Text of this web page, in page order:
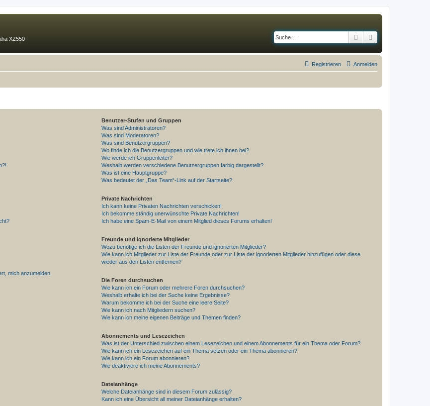
XZ550 Suche
Anmelden
Registrieren
mich anzumelden.
Benutzer-Stufen und Gruppen
Was sind Administratoren?
Was sind Moderatoren?
Was sind Benutzergruppen?
Wo finde ich die Benutzergruppen und wie trete ich ihnen bei?
Wie werde ich Gruppenleiter?
Weshalb werden verschiedene Benutzergruppen farbig dargestellt?
Was ist eine Hauptgruppe?
Was bedeutet der „Das Team“-Link auf der Startseite?
Private Nachrichten
Ich kann keine Privaten Nachrichten verschicken!
Ich bekomme ständig unerwünschte Private Nachrichten!
Ich habe eine Spam-E-Mail von einem Mitglied dieses Forums erhalten!
Freunde und ignorierte Mitglieder
Wozu benötige ich die Listen der Freunde und ignorierten Mitglieder?
Wie kann ich Mitglieder zur Liste der Freunde oder zur Liste der ignorierten Mitglieder hinzufügen oder diese
wieder aus den Listen entfernen?
Die Foren durchsuchen
Wie kann ich ein Forum oder mehrere Foren durchsuchen?
Weshalb erhalte ich bei der Suche keine Ergebnisse?
Warum bekomme ich bei der Suche eine leere Seite?
Wie kann ich nach Mitgliedern suchen?
Wie kann ich meine eigenen Beiträge und Themen finden?
Abonnements und Lesezeichen
Was ist der Unterschied zwischen einem Lesezeichen und einem Abonnements für ein Thema oder Forum?
Wie kann ich ein Lesezeichen auf ein Thema setzen oder ein Thema abonnieren?
Wie kann ich ein Forum abonnieren?
Wie deaktiviere ich meine Abonnements?
Dateianhänge
Welche Dateianhänge sind in diesem Forum zulässig?
Kann ich eine Übersicht all meiner Dateianhänge erhalten?